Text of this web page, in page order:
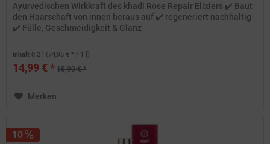
Ayurvedischen Wirkkraft des khadi Rose Repair Elixiers ✔️ Baut
den Haarschaft von innen heraus auf ✔️ regeneriert nachhaltig
✔️ Fülle, Geschmeidigkeit & Glanz
Inhalt 0.2 l (74,95 € * / 1 l)
14,99 € * 15,90 € *
Merken
10